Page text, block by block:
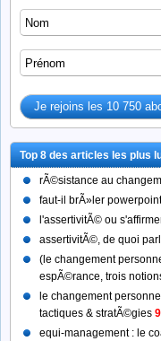
Top 8 des articles les plus
rÃ©sistance au
faut-il brÃ»ler
l'assertivitÃ© ou
assertivitÃ©, de quoi
(le changement
espÃ©rance, trois
le changement
tactiques & stratÃ©gies 9
equi-management : le